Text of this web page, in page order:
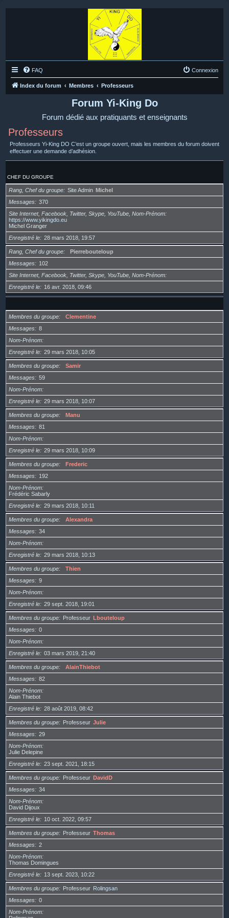
FAQ Connexion
Index du forum Membres Professeurs
Forum Yi-King Do
Forum dédié aux pratiquants et enseignants
Professeurs
Professeurs Yi-King DO C’est un groupe ouvert, mais les membres du forum doivent
effectuer une demande d’adhésion.
CHEF DU GROUPE
Rang, Chef du groupe Site Admin Michel
Messages
370
Site Internet, Facebook, Twitter, Skype, YouTube, Nom-Prénom
https://www.yikingdo.eu
Michel Granger
Enregistré le
28 mars 2018, 19:57
Rang, Chef du groupe
Pierrebouteloup
Messages
102
Site Internet, Facebook, Twitter, Skype, YouTube, Nom-Prénom
Enregistré le
16 avr. 2018, 09:46
Membres du groupe
Clementine
Messages
8
Nom-Prénom
Enregistré le
29 mars 2018, 10:05
Membres du groupe
Samir
Messages
59
Nom-Prénom
Enregistré le
29 mars 2018, 10:07
Membres du groupe
Manu
Messages
81
Nom-Prénom
Enregistré le
29 mars 2018, 10:09
Membres du groupe
Frederic
Messages
192
Nom-Prénom
Frédéric Sabarly
Enregistré le
29 mars 2018, 10:11
Membres du groupe
Alexandra
Messages
34
Nom-Prénom
Enregistré le
29 mars 2018, 10:13
Membres du groupe
Thien
Messages
9
Nom-Prénom
Enregistré le
29 sept. 2018, 19:01
Membres du groupe Professeur Lbouteloup
Messages
0
Nom-Prénom
Enregistré le
03 mars 2019, 21:40
Membres du groupe
AlainThiebot
Messages
82
Nom-Prénom
Alain Thiebot
Enregistré le
28 août 2019, 08:42
Membres du groupe Professeur Julie
Messages
29
Nom-Prénom
Julie Delepine
Enregistré le
23 sept. 2021, 18:15
Membres du groupe Professeur DavidD
Messages
34
Nom-Prénom
David Dijoux
Enregistré le
10 oct. 2022, 09:57
Membres du groupe Professeur Thomas
Messages
2
Nom-Prénom
Thomas Domingues
Enregistré le
13 sept. 2023, 10:22
Membres du groupe Professeur Rolingsan
Messages
0
Nom-Prénom